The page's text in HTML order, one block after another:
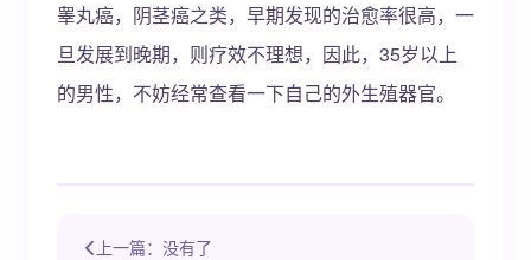
睾丸癌，阴茎癌之类，早期发现的治愈率很高，一
旦发展到晚期，则疗效不理想，因此，35岁以上
的男性，不妨经常查看一下自己的外生殖器官。
上一篇：没有了